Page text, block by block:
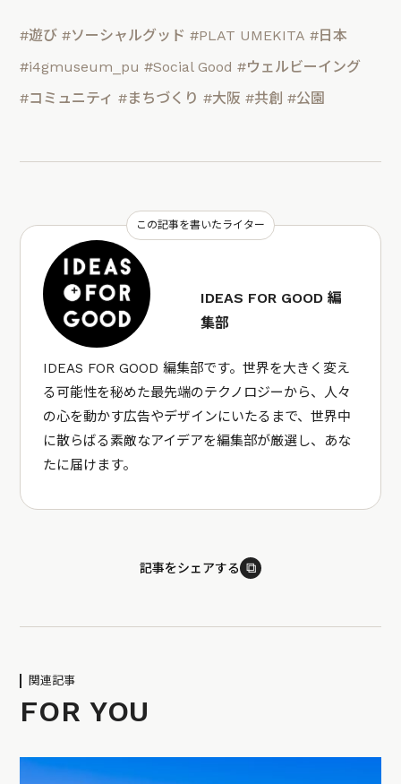
#遊び #ソーシャルグッド #PLAT UMEKITA #日本
#i4gmuseum_pu #Social Good #ウェルビーイング
#コミュニティ #まちづくり #大阪 #共創 #公園
この記事を書いたライター
IDEAS FOR GOOD 編
集部
IDEAS FOR GOOD 編集部です。世界を大きく変え
る可能性を秘めた最先端のテクノロジーから、人々
の心を動かす広告やデザインにいたるまで、世界中
に散らばる素敵なアイデアを編集部が厳選し、あな
たに届けます。
記事をシェアする ⧉
関連記事
FOR YOU